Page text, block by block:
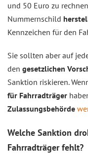
und 50 Euro zu
Nummernschild
Kennzeichen für den
Sie sollten aber auf
den gesetzlichen
Sanktion riskieren.
für Fahrradträger
Zulassungsbehörde
Welche Sanktion
Fahrradträger fehlt?